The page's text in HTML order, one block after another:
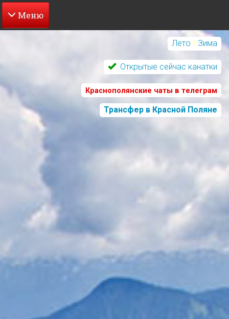
Перейти
содержанию
Лето / Зима
Открытые сейчас канатки
Краснополянские чаты в телеграм
Трансфер в Красной Поляне